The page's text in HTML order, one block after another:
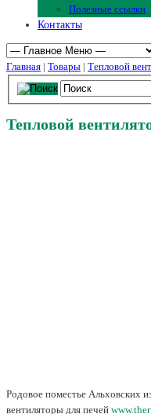
Полезные ссылки
Контакты
Главная | Товары | Тепловой
Тепловой
Родовое поместье Альховских
вентиляторы для печей